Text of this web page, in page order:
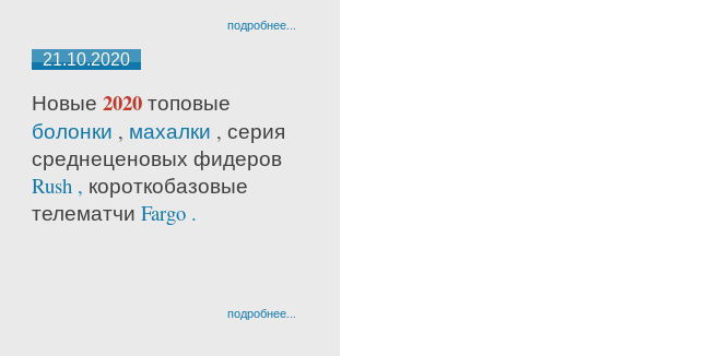
подробнее...
21.10.2020
Новые 2020 топовые
болонки , махалки , серия
среднеценовых фидеров
Rush , короткобазовые
телематчи Fargo .
подробнее...